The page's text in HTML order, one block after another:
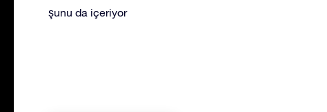
şunu da içeriyor